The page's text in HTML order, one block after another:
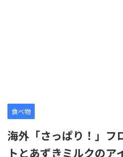
食べ物
海外「さっぱり！」フ
トとあずきミルクのア